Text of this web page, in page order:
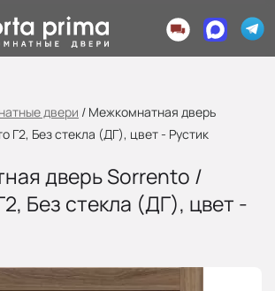
двери / Межкомнатная дверь
Г2, Без стекла (ДГ), цвет - Рустик
дверь Sorrento /
Без стекла (ДГ), цвет -